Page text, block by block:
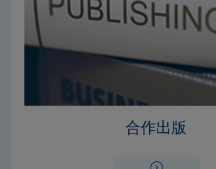
合作出版